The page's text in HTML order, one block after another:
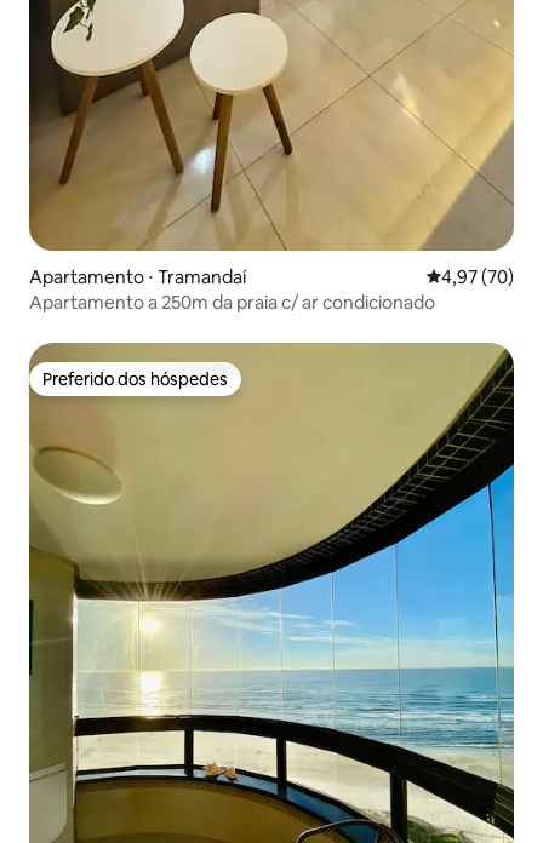
Apartamento ⋅ Tramandaí 4,97 de uma
4,97 (70)
Apartamento a 250m da praia c/ ar condicionado
Preferido dos hóspedes
Preferido dos hóspedes